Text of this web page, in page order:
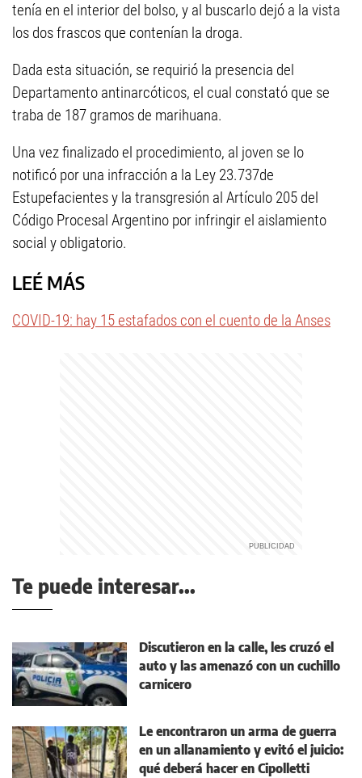
tenía en el interior del bolso, y al buscarlo dejó a la vista
los dos frascos que contenían la droga.
Dada esta situación, se requirió la presencia del
Departamento antinarcóticos, el cual constató que se
traba de 187 gramos de marihuana.
Una vez finalizado el procedimiento, al joven se lo
notificó por una infracción a la Ley 23.737de
Estupefacientes y la transgresión al Artículo 205 del
Código Procesal Argentino por infringir el aislamiento
social y obligatorio.
LEÉ MÁS
COVID-19: hay 15 estafados con el cuento de la Anses
Te puede interesar...
Discutieron en la calle, les cruzó el
auto y las amenazó con un cuchillo
carnicero
Le encontraron un arma de guerra
en un allanamiento y evitó el juicio:
qué deberá hacer en Cipolletti